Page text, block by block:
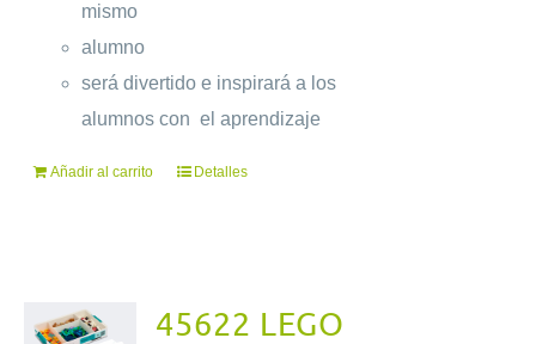
mismo
alumno
será divertido e inspirará a los
alumnos con el aprendizaje
Añadir al carrito Detalles
45622 LEGO